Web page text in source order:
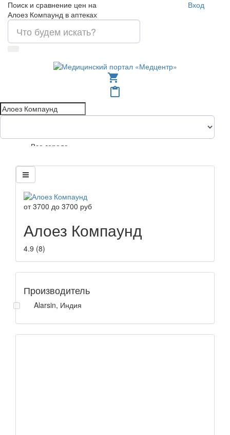
Поиск и сравнение цен на
Алоез Компаунд в аптеках
Вход
shopping_cart
content_paste
Все города
от3700 до 3700 руб
Алоез Компаунд
4.9 (8)
Производитель
Alarsin, Индия